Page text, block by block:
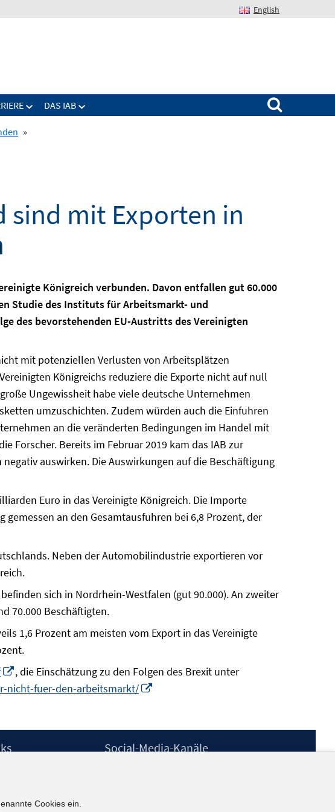
English
DAS IAB
Suchen nach:
»
sind mit Exporten in
Königreich verbunden. Davon entfallen gut 60.000
Studie des Instituts für Arbeitsmarkt- und
des bevorstehenden EU-Austritts des Vereinigten
mit potenziellen Verlusten von Arbeitsplätzen
Königreichs reduziere die Exporte nicht auf null
Ungewissheit habe viele deutsche Unternehmen
umzuschichten. Zudem würden auch die Einfuhren
an die veränderten Bedingungen im Handel mit
Forscher. Bereits im Februar 2019 kam das IAB zur
auswirken. Die Auswirkungen auf die Beschäftigung
Euro in das Vereinigte Königreich. Die Importe
an den Gesamtausfuhren bei 6,8 Prozent, der
Neben der Automobilindustrie exportieren vor
sich in Nordrhein-Westfalen (gut 90.000). An zweiter
70.000 Beschäftigten.
1,6 Prozent am meisten vom Export in das Vereinigte
In
neuem
, die Einschätzung zu den Folgen des Brexit unter
nicht-fuer-den-arbeitsmarkt/
Social-Media-Kanäle
Cookies ein.